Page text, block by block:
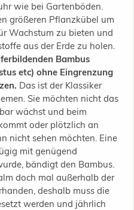
wie bei Gartenböden.
größeren Pflanzkübel um
Wachstum zu bieten und
aus der Erde zu holen.
Bambus
etc) ohne Eingrenzung
Das ist der Klassiker
Sie möchten nicht das
wächst und beim
oder plötzlich an
nicht sehen möchten. Eine
mit genügend
bändigt den Bambus.
doch mal außerhalb der
deshalb muss die
werden und jährlich